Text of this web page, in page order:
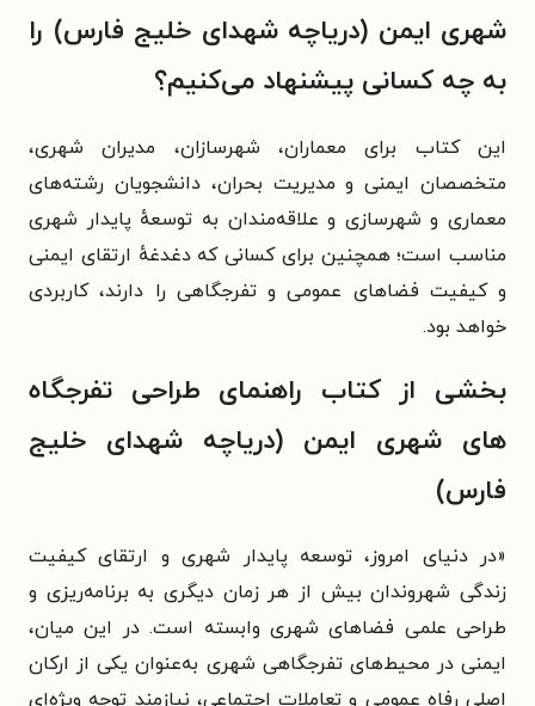
شهری ایمن (دریاچه شهدای خلیج فارس) را
به چه کسانی پیشنهاد می‌کنیم؟
این کتاب برای معماران، شهرسازان، مدیران شهری،
متخصصان ایمنی و مدیریت بحران، دانشجویان رشته‌های
معماری و شهرسازی و علاقه‌مندان به توسعهٔ پایدار شهری
مناسب است؛ همچنین برای کسانی که دغدغهٔ ارتقای ایمنی
و کیفیت فضاهای عمومی و تفرجگاهی را دارند، کاربردی
خواهد بود.
بخشی از کتاب راهنمای طراحی تفرجگاه
های شهری ایمن (دریاچه شهدای خلیج
فارس)
«در دنیای امروز، توسعه پایدار شهری و ارتقای کیفیت
زندگی شهروندان بیش از هر زمان دیگری به برنامه‌ریزی و
طراحی علمی فضاهای شهری وابسته است. در این میان،
ایمنی در محیط‌های تفرجگاهی شهری به‌عنوان یکی از ارکان
اصلی رفاه عمومی و تعاملات اجتماعی، نیازمند توجه ویژه‌ای